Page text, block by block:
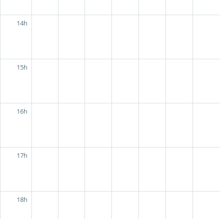
14h
15h
16h
17h
18h